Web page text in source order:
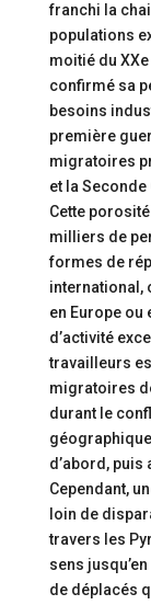
franchi la
populations
moitié du
confirmé sa
besoins
première
migratoires
et la
Cette
milliers de
formes de
international,
en Europe ou
d’activité
travailleurs
migratoires
durant le
d’abord,
Cependant,
loin de
travers les
sens
de déplacés